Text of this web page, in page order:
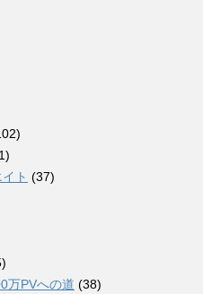
ト (37)
万PVへの道 (38)